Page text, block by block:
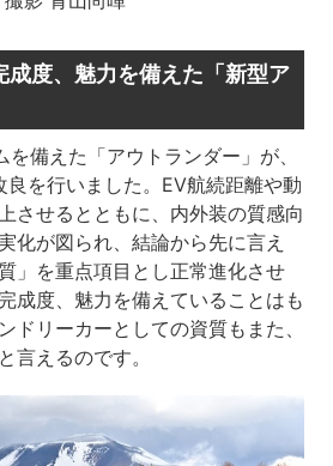
成度、魅力を備えた「新型ア
備えた「アウトランダー」が、
を行いました。EV航続距離や動
させるとともに、内外装の質感向
化が図られ、結論から先に言え
」を重点項目とし正常進化させ
成度、魅力を備えていることはも
ドリーカーとしての資質もまた、
言えるのです。